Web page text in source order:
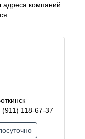
адреса компаний
118-67-37